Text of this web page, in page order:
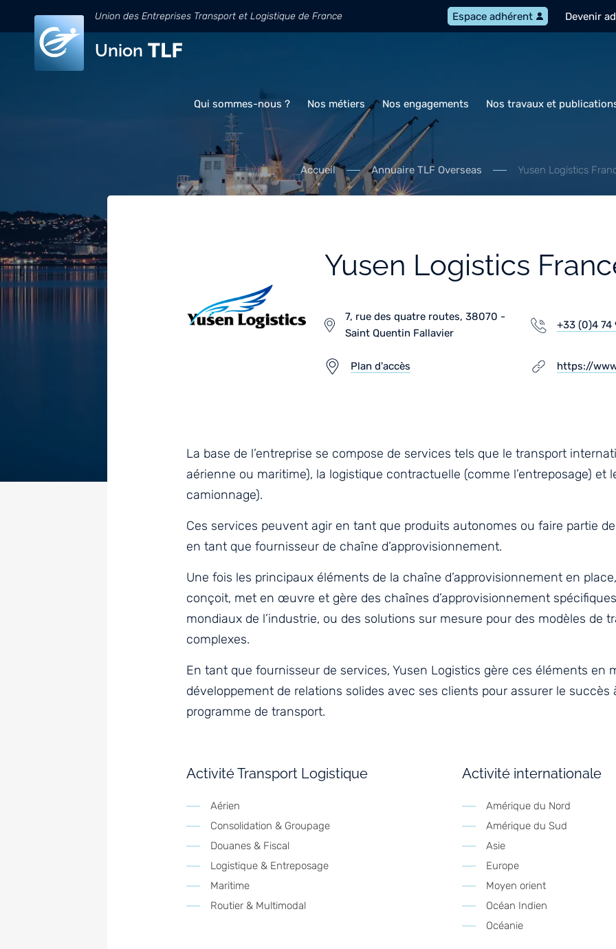
Union des Entreprises Transport et Logistique de France Espace adhérent Devenir
Union
Qui sommes-nous ? Nos métiers Nos engagements Nos travaux et
Accueil Annuaire TLF Overseas Yusen Logistics
Yusen Logistics
7, rue des quatre routes, 38070 -
Saint Quentin Fallavier
+33 (0)4 74
Plan d'accès https://
La base de l’entreprise se compose de services tels que le transport
aérienne ou maritime), la logistique contractuelle (comme l’entreposage) et
camionnage).
Ces services peuvent agir en tant que produits autonomes ou faire partie
en tant que fournisseur de chaîne d’approvisionnement.
Une fois les principaux éléments de la chaîne d’approvisionnement en
conçoit, met en œuvre et gère des chaînes d’approvisionnement
mondiaux de l’industrie, ou des solutions sur mesure pour des modèles de
complexes.
En tant que fournisseur de services, Yusen Logistics gère ces éléments en
développement de relations solides avec ses clients pour assurer le succès
programme de transport.
Activité Transport Logistique
Aérien
Consolidation & Groupage
Douanes & Fiscal
Logistique & Entreposage
Maritime
Routier & Multimodal
Activité internationale
Amérique du Nord
Amérique du Sud
Asie
Europe
Moyen orient
Océan Indien
Océanie